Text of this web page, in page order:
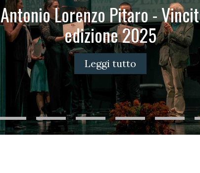
Antonio Lorenzo Pitaro -
edizione 2025
Leggi tutto